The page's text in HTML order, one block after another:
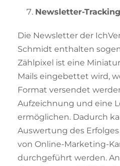
Newsletter-Tracking
Die Newsletter der
Schmidt enthalten
Zählpixel ist eine
Mails eingebettet wird,
Format versendet
Aufzeichnung und eine
ermöglichen. Dadurch
Auswertung des
von Online-Marketing-
durchgeführt werden.